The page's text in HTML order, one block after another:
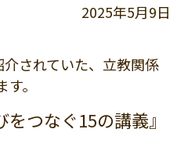
2025年5月9日
介されていた、立教関係
。
をつなぐ15の講義』